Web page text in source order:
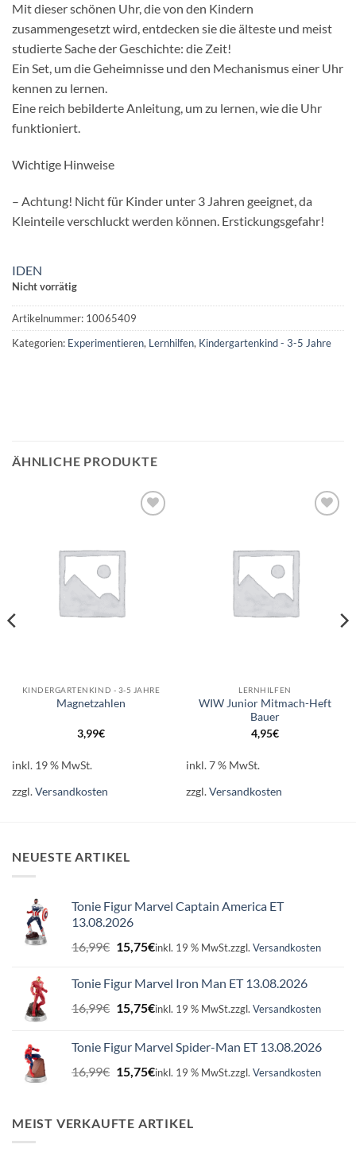
Mit dieser schönen Uhr, die von den Kindern
zusammengesetzt wird, entdecken sie die älteste und meist
studierte Sache der Geschichte: die Zeit!
Ein Set, um die Geheimnisse und den Mechanismus einer Uhr
kennen zu lernen.
Eine reich bebilderte Anleitung, um zu lernen, wie die Uhr
funktioniert.
Wichtige Hinweise
– Achtung! Nicht für Kinder unter 3 Jahren geeignet, da
Kleinteile verschluckt werden können. Erstickungsgefahr!
IDEN
Nicht vorrätig
Artikelnummer: 10065409
Kategorien: Experimentieren, Lernhilfen, Kindergartenkind - 3-5 Jahre
ÄHNLICHE PRODUKTE
KINDERGARTENKIND - 3-5 JAHRE
Magnetzahlen
3,99€
inkl. 19 % MwSt.
zzgl.Versandkosten
LERNHILFEN
WIW Junior Mitmach-Heft
Bauer
4,95€
inkl. 7 % MwSt.
zzgl.Versandkosten
NEUESTE ARTIKEL
Tonie Figur Marvel Captain America ET
13.08.2026
16,99€ Ursprünglicher
Preis
16,99€
15,75€Aktueller
15,75€.
inkl. 19 % MwSt.zzgl. Versandkosten
Tonie Figur Marvel Iron Man ET 13.08.2026
16,99€ Ursprünglicher
Preis
16,99€
15,75€Aktueller
15,75€.
inkl. 19 % MwSt.zzgl. Versandkosten
Tonie Figur Marvel Spider-Man ET 13.08.2026
16,99€ Ursprünglicher
Preis
16,99€
15,75€Aktueller
15,75€.
inkl. 19 % MwSt.zzgl. Versandkosten
MEIST VERKAUFTE ARTIKEL